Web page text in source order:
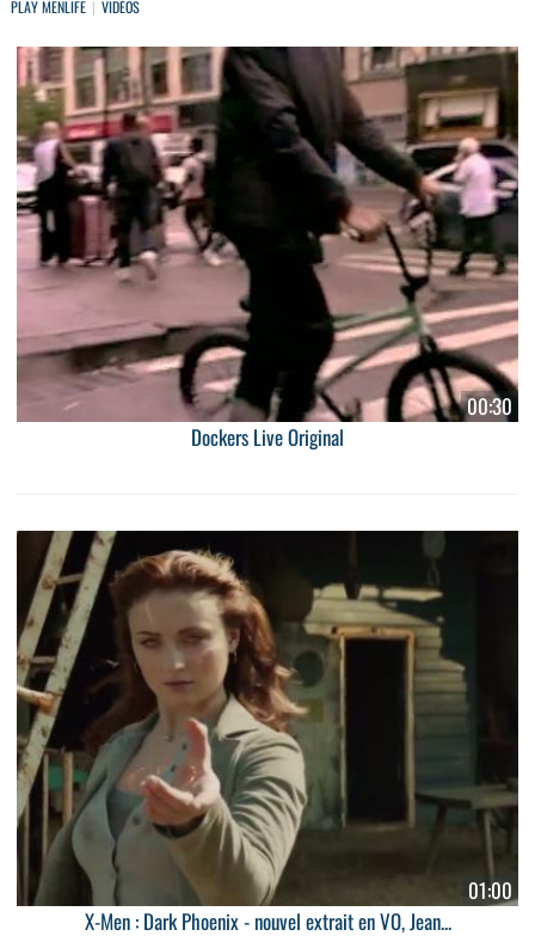
PLAY MENLIFE VIDÉOS
00:30
Dockers Live Original
01:00
X-Men : Dark Phoenix - nouvel extrait en VO, Jean...